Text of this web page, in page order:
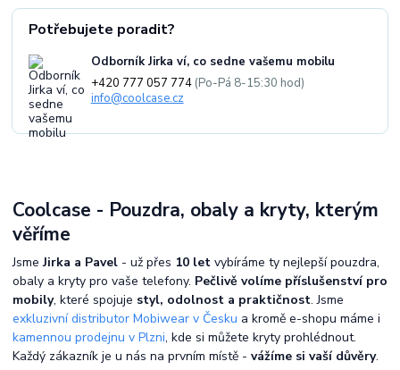
Potřebujete poradit?
Odborník Jirka ví, co sedne vašemu mobilu
+420 777 057 774 (Po-Pá 8-15:30 hod)
info@coolcase.cz
Coolcase - Pouzdra, obaly a kryty, kterým
věříme
JsmeJirka a Pavel - už přes 10 let vybíráme ty nejlepší pouzdra,
obaly a kryty pro vaše telefony. Pečlivě volíme příslušenství pro
mobily, které spojuje styl, odolnost a praktičnost. Jsme
exkluzivní distributor Mobiwear v Česku a kromě e-shopu máme i
kamennou prodejnu v Plzni, kde si můžete kryty prohlédnout.
Každý zákazník je u nás na prvním místě - vážíme si vaší důvěry.